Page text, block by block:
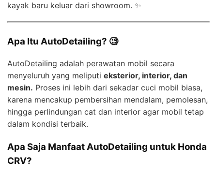
kayak baru keluar dari showroom. ✨
Apa Itu AutoDetailing? 🧐
AutoDetailing adalah perawatan mobil secara
menyeluruh yang meliputi eksterior, interior, dan
mesin. Proses ini lebih dari sekadar cuci mobil biasa,
karena mencakup pembersihan mendalam, pemolesan,
hingga perlindungan cat dan interior agar mobil tetap
dalam kondisi terbaik.
Apa Saja Manfaat AutoDetailing untuk Honda
CRV?